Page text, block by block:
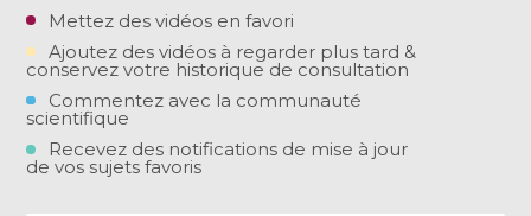
Mettez des vidéos en favori
Ajoutez des vidéos à regarder plus tard &
conservez votre historique de consultation
Commentez avec la communauté
scientifique
Recevez des notifications de mise à jour
de vos sujets favoris